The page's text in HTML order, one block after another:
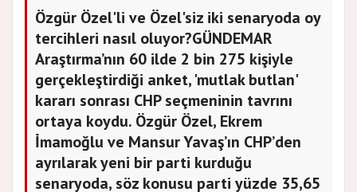
Özgür Özel'li ve Özel'siz iki senaryoda oy
tercihleri nasıl oluyor?GÜNDEMAR
Araştırma’nın 60 ilde 2 bin 275 kişiyle
gerçekleştirdiği anket, 'mutlak butlan'
kararı sonrası CHP seçmeninin tavrını
ortaya koydu. Özgür Özel, Ekrem
İmamoğlu ve Mansur Yavaş’ın CHP’den
ayrılarak yeni bir parti kurduğu
senaryoda, söz konusu parti yüzde 35,65